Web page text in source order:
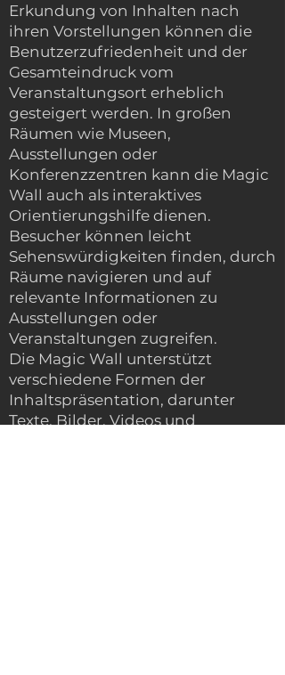
Erkundung von Inhalten nach
ihren Vorstellungen können die
Benutzerzufriedenheit und der
Gesamteindruck vom
Veranstaltungsort erheblich
gesteigert werden. In großen
Räumen wie Museen,
Ausstellungen oder
Konferenzzentren kann die Magic
Wall auch als interaktives
Orientierungshilfe dienen.
Besucher können leicht
Sehenswürdigkeiten finden, durch
Räume navigieren und auf
relevante Informationen zu
Ausstellungen oder
Veranstaltungen zugreifen.
Die Magic Wall unterstützt
verschiedene Formen der
Inhaltspräsentation, darunter
Texte, Bilder, Videos und